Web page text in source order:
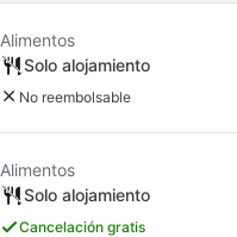
Alimentos
Solo alojamiento
No reembolsable
Alimentos
Solo alojamiento
Cancelación gratis